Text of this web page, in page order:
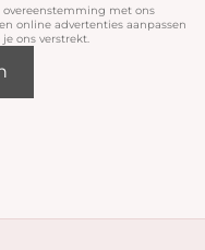
overeenstemming met ons
online advertenties aanpassen
ons verstrekt.